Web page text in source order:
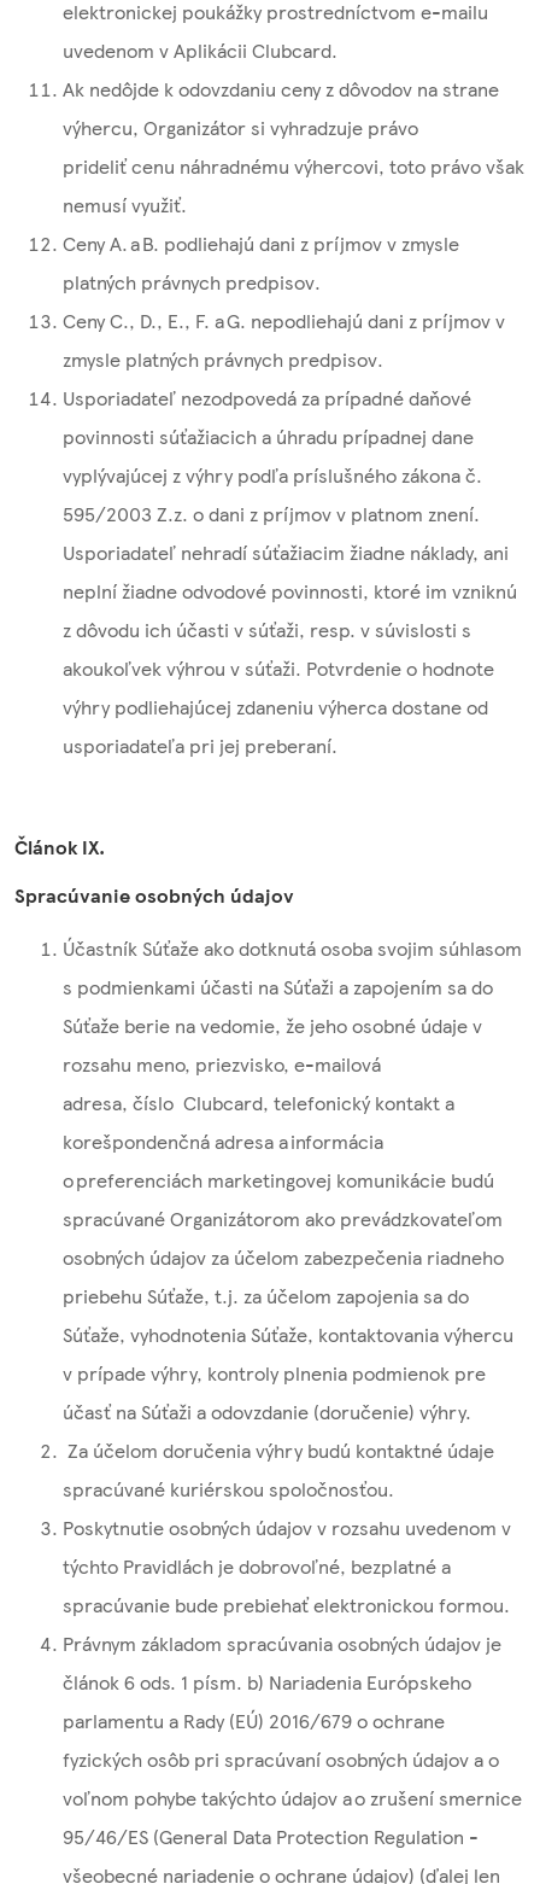
elektronickej poukážky prostredníctvom e-mailu
uvedenom v Aplikácii Clubcard.
Ak nedôjde k odovzdaniu ceny z dôvodov na strane
výhercu, Organizátor si vyhradzuje právo
prideliť cenu náhradnému výhercovi, toto právo však
nemusí využiť.
Ceny A. a B. podliehajú dani z príjmov v zmysle
platných právnych predpisov.
Ceny C., D., E., F. a G. nepodliehajú dani z príjmov v
zmysle platných právnych predpisov.
Usporiadateľ nezodpovedá za prípadné daňové
povinnosti súťažiacich a úhradu prípadnej dane
vyplývajúcej z výhry podľa príslušného zákona č.
595/2003 Z.z. o dani z príjmov v platnom znení.
Usporiadateľ nehradí súťažiacim žiadne náklady, ani
neplní žiadne odvodové povinnosti, ktoré im vzniknú
z dôvodu ich účasti v súťaži, resp. v súvislosti s
akoukoľvek výhrou v súťaži. Potvrdenie o hodnote
výhry podliehajúcej zdaneniu výherca dostane od
usporiadateľa pri jej preberaní.
Článok IX.
Spracúvanie osobných údajov
Účastník Súťaže ako dotknutá osoba svojim súhlasom
s podmienkami účasti na Súťaži a zapojením sa do
Súťaže berie na vedomie, že jeho osobné údaje v
rozsahu meno, priezvisko, e-mailová
adresa, číslo Clubcard, telefonický kontakt a
korešpondenčná adresa a informácia
o preferenciách marketingovej komunikácie budú
spracúvané Organizátorom ako prevádzkovateľom
osobných údajov za účelom zabezpečenia riadneho
priebehu Súťaže, t.j. za účelom zapojenia sa do
Súťaže, vyhodnotenia Súťaže, kontaktovania výhercu
v prípade výhry, kontroly plnenia podmienok pre
účasť na Súťaži a odovzdanie (doručenie) výhry.
Za účelom doručenia výhry budú kontaktné údaje
spracúvané kuriérskou spoločnosťou.
Poskytnutie osobných údajov v rozsahu uvedenom v
týchto Pravidlách je dobrovoľné, bezplatné a
spracúvanie bude prebiehať elektronickou formou.
Právnym základom spracúvania osobných údajov je
článok 6 ods. 1 písm. b) Nariadenia Európskeho
parlamentu a Rady (EÚ) 2016/679 o ochrane
fyzických osôb pri spracúvaní osobných údajov a o
voľnom pohybe takýchto údajov a o zrušení smernice
95/46/ES (General Data Protection Regulation -
všeobecné nariadenie o ochrane údajov) (ďalej len